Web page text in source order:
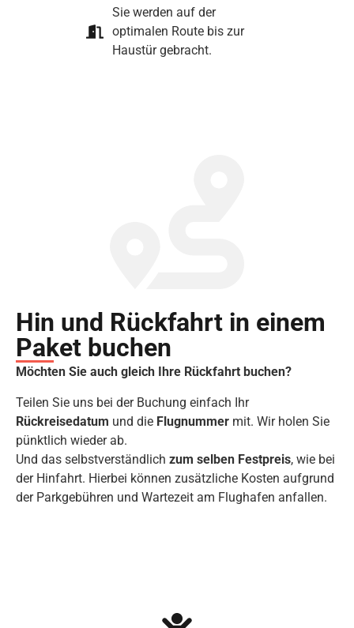
Sie werden auf der
optimalen Route bis zur
Haustür gebracht.
Hin und Rückfahrt in einem
Paket buchen
Möchten Sie auch gleich Ihre Rückfahrt buchen?
Teilen Sie uns bei der Buchung einfach Ihr
Rückreisedatum und die Flugnummer mit. Wir holen Sie
pünktlich wieder ab.
Und das selbstverständlich zum selben Festpreis, wie bei
der Hinfahrt. Hierbei können zusätzliche Kosten aufgrund
der Parkgebühren und Wartezeit am Flughafen anfallen.